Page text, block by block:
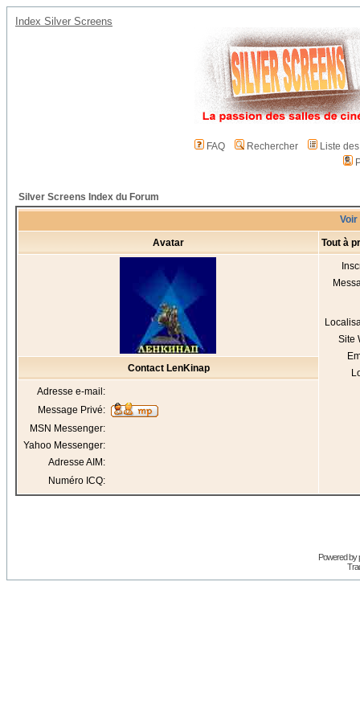
Index Silver Screens
FAQ Rechercher
Liste
Silver Screens Index du Forum
Voir
Avatar Tout à
Site
Contact LenKinap
Adresse e-mail:
Message Privé:
MSN Messenger:
Yahoo Messenger:
Adresse AIM:
Numéro ICQ:
Powered by